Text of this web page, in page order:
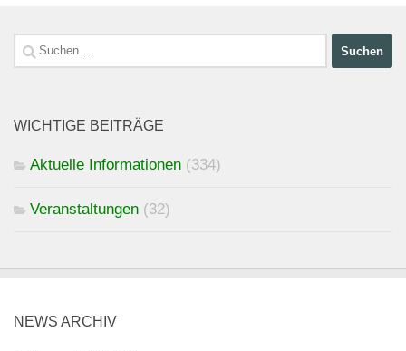
Suchen
nach:
WICHTIGE BEITRÄGE
Aktuelle Informationen (334)
Veranstaltungen (32)
NEWS ARCHIV